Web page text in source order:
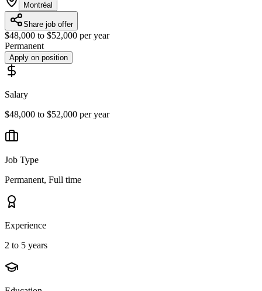
Montréal
Share job offer
$48,000 to $52,000 per year
Permanent
Apply on position
Salary
$48,000 to $52,000 per year
Job Type
Permanent, Full time
Experience
2 to 5 years